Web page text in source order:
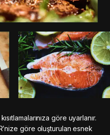
göre uyarlanır.
göre oluşturulan esnek